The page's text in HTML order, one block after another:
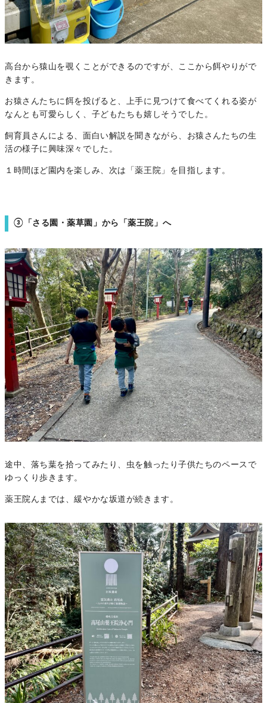
高台から猿山を覗くことができるのですが、ここから餌やりがで
きます。
お猿さんたちに餌を投げると、上手に見つけて食べてくれる姿が
なんとも可愛らしく、子どもたちも嬉しそうでした。
飼育員さんによる、面白い解説を聞きながら、お猿さんたちの生
活の様子に興味深々でした。
１時間ほど園内を楽しみ、次は「薬王院」を目指します。
③「さる園・薬草園」から「薬王院」へ
途中、落ち葉を拾ってみたり、虫を触ったり子供たちのペースで
ゆっくり歩きます。
薬王院んまでは、緩やかな坂道が続きます。